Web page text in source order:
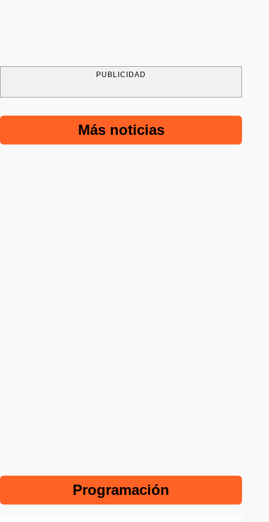
PUBLICIDAD
Más noticias
Programación